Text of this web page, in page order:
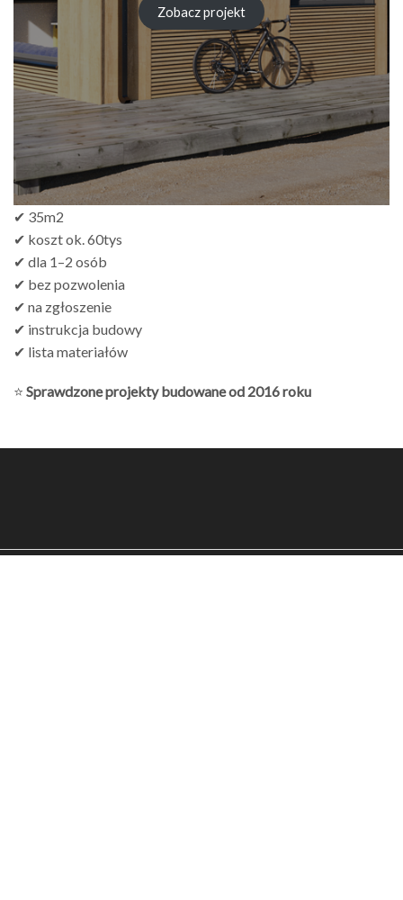
od
zł249.00
do
zł499.00
Zobacz projekt
✔ 35m2
✔ koszt ok. 60tys
✔ dla 1–2 osób
✔ bez pozwolenia
✔ na zgłoszenie
✔ instrukcja budowy
✔ lista materiałów
⭐ Sprawdzone projekty budowane od 2016 roku